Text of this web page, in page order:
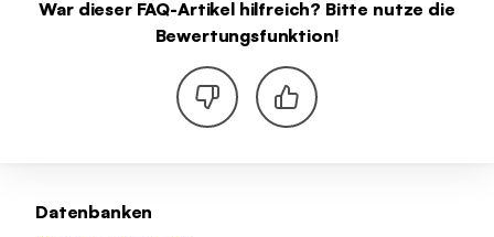
War dieser FAQ-Artikel hilfreich? Bitte nutze die
Bewertungsfunktion!
Datenbanken